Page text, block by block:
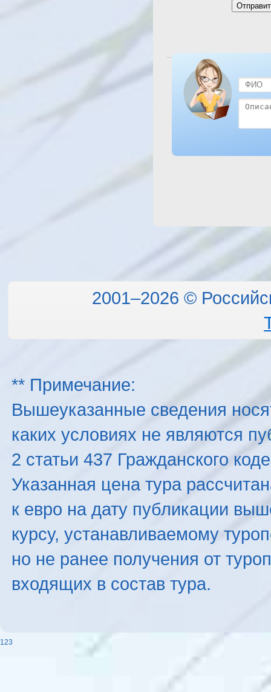
Посмотреть отель
2001–2026 ©
** Примечание:
Вышеуказанные сведения
каких условиях не являются
2 статьи 437 Гражданского
Указанная цена тура
к евро на дату публикации
курсу, устанавливаемому
но не ранее получения от
входящих в состав тура.
123